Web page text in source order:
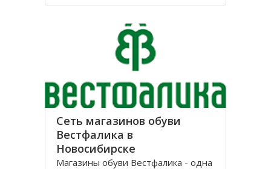
мебель присутствует уже десять
долгосрочные отношения с
большим количеством
Сеть магазинов обуви
Вестфалика в
Новосибирске
Магазины обуви Вестфалика - одна